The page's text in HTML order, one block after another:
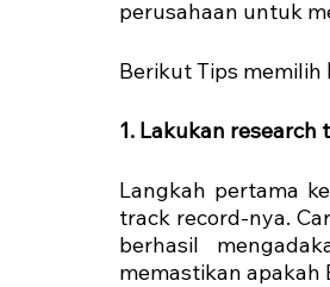
perusahaan untuk
Berikut Tips memilih
1. Lakukan research
Langkah pertama
track record-nya.
berhasil
memastikan